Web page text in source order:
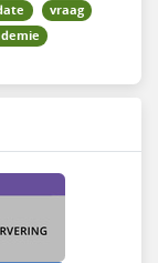
vraag